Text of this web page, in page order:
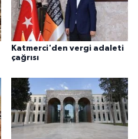
Katmerci'den vergi adaleti
çağrısı